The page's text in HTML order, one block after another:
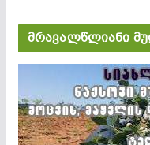
მრავალწლიანი